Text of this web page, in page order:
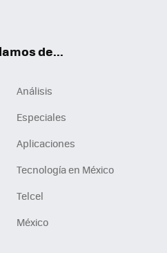
de...
Análisis
Especiales
Aplicaciones
Tecnología en México
Telcel
México